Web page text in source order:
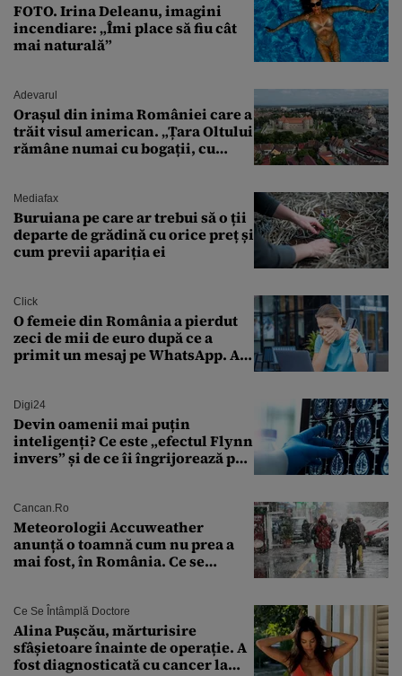
FOTO. Irina Deleanu, imagini
incendiare: „Îmi place să fiu cât
mai naturală”
Adevarul
Orașul din inima României care a
trăit visul american. „Țara Oltului
rămâne numai cu bogații, cu
Mediafax
Buruiana pe care ar trebui să o ții
departe de grădină cu orice preț și
cum previi apariția ei
Click
O femeie din România a pierdut
zeci de mii de euro după ce a
primit un mesaj pe WhatsApp. A
Digi24
Devin oamenii mai puțin
inteligenți? Ce este „efectul Flynn
invers” și de ce îi îngrijorează pe
Cancan.ro
Meteorologii Accuweather
anunță o toamnă cum nu prea a
mai fost, în România. Ce se
București. Pe ce dată ninge
Ce Se Întâmplă Doctore
Alina Pușcău, mărturisire
sfâșietoare înainte de operație. A
fost diagnosticată cu cancer la